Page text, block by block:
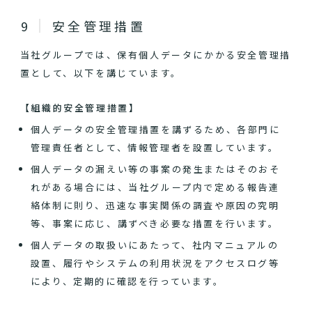
安全管理措置
当社グループでは、保有個人データにかかる安全管理措
置として、以下を講じています。
【組織的安全管理措置】
個人データの安全管理措置を講ずるため、各部門に
管理責任者として、情報管理者を設置しています。
個人データの漏えい等の事案の発生またはそのおそ
れがある場合には、当社グループ内で定める報告連
絡体制に則り、迅速な事実関係の調査や原因の究明
等、事案に応じ、講ずべき必要な措置を行います。
個人データの取扱いにあたって、社内マニュアルの
設置、履行やシステムの利用状況をアクセスログ等
により、定期的に確認を行っています。